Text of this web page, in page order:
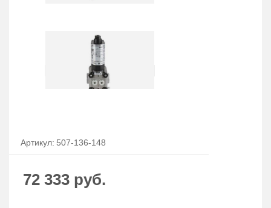
Артикул: 507-136-148
72 333 руб.